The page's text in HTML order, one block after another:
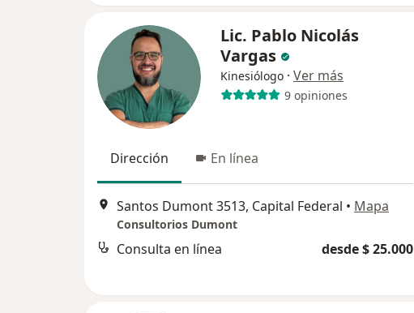
Lic. Pablo Nicolás
Vargas
Kinesiólogo · Ver más
9 opiniones
Dirección En línea
Santos Dumont 3513, Capital Federal • Mapa
Consultorios Dumont
Consulta en línea desde $ 25.000